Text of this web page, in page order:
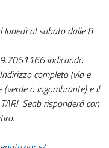
al sabato dalle 8
indicando
completo (via e
o ingombrante) e il
Seab risponderà con